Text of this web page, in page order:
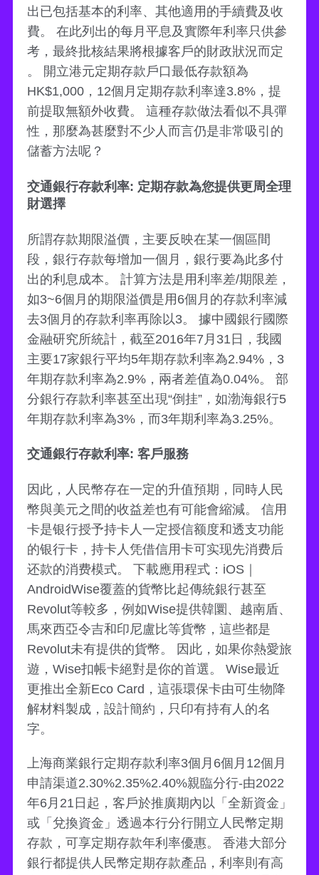
出已包括基本的利率、其他適用的手續費及收
費。 在此列出的每月平息及實際年利率只供參
考，最終批核結果將根據客戶的財政狀況而定
。 開立港元定期存款戶口最低存款額為
HK$1,000，12個月定期存款利率達3.8%，提
前提取無額外收費。 這種存款做法看似不具彈
性，那麼為甚麼對不少人而言仍是非常吸引的
儲蓄方法呢？
交通銀行存款利率: 定期存款為您提供更周全理
財選擇
所謂存款期限溢價，主要反映在某一個區間
段，銀行存款每增加一個月，銀行要為此多付
出的利息成本。 計算方法是用利率差/期限差，
如3~6個月的期限溢價是用6個月的存款利率減
去3個月的存款利率再除以3。 據中國銀行國際
金融研究所統計，截至2016年7月31日，我國
主要17家銀行平均5年期存款利率為2.94%，3
年期存款利率為2.9%，兩者差值為0.04%。 部
分銀行存款利率甚至出現“倒挂”，如渤海銀行5
年期存款利率為3%，而3年期利率為3.25%。
交通銀行存款利率: 客戶服務
因此，人民幣存在一定的升值預期，同時人民
幣與美元之間的收益差也有可能會縮減。 信用
卡是银行授予持卡人一定授信额度和透支功能
的银行卡，持卡人凭借信用卡可实现先消费后
还款的消费模式。 下載應用程式：iOS｜
AndroidWise覆蓋的貨幣比起傳統銀行甚至
Revolut等較多，例如Wise提供韓圜、越南盾、
馬來西亞令吉和印尼盧比等貨幣，這些都是
Revolut未有提供的貨幣。 因此，如果你熱愛旅
遊，Wise扣帳卡絕對是你的首選。 Wise最近
更推出全新Eco Card，這張環保卡由可生物降
解材料製成，設計簡約，只印有持有人的名
字。
上海商業銀行定期存款利率3個月6個月12個月
申請渠道2.30%2.35%2.40%親臨分行-由2022
年6月21日起，客戶於推廣期內以「全新資金」
或「兌換資金」透過本行分行開立人民幣定期
存款，可享定期存款年利率優惠。 香港大部分
銀行都提供人民幣定期存款產品，利率則有高